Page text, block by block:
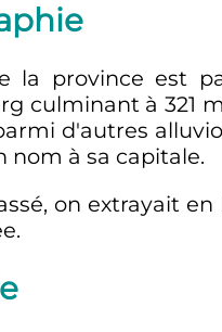
la province est
culminant à321
d'autres
nom à sa capitale.
on extrayait